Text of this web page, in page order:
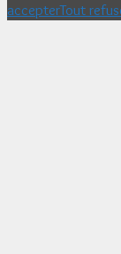
accepterTout